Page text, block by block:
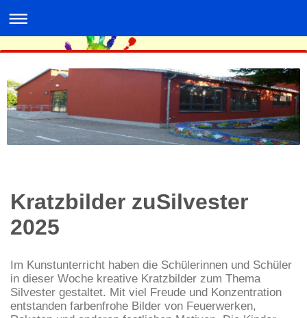
Kratzbilder zuSilvester
2025
Im Kunstunterricht haben die Schülerinnen und Schüler
in dieser Woche kreative Kratzbilder zum Thema
Silvester gestaltet. Mit viel Freude und Konzentration
entstanden farbenfrohe Bilder von Feuerwerken,